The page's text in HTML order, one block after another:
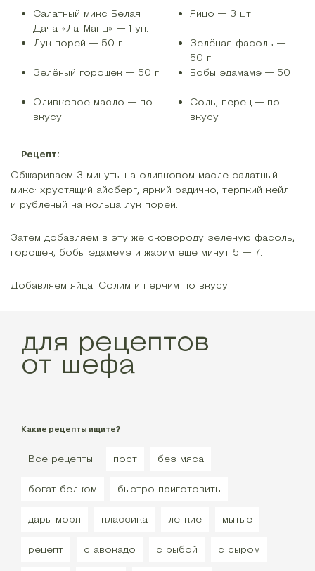
Салатный микс Белая
Дача «Ла-Манш» — 1 уп.
Яйцо — 3 шт.
Лук порей — 50 г
Зелёная фасоль —
50 г
Зелёный горошек — 50 г
Бобы эдамамэ — 50
г
Оливковое масло — по
вкусу
Соль, перец — по
вкусу
Рецепт:
Обжариваем 3 минуты на оливковом масле салатный
микс: хрустящий айсберг, яркий радиччо, терпкий кейл
и рубленый на кольца лук порей.
Затем добавляем в эту же сковороду зеленую фасоль,
горошек, бобы эдамемэ и жарим ещё минут 5 — 7.
Добавляем яйца. Солим и перчим по вкусу.
для рецептов
от шефа
Какие рецепты ищите?
Все рецепты пост без мяса
богат белком быстро приготовить
дары моря классика лёгкие мытые
рецепт с авокадо с рыбой с сыром